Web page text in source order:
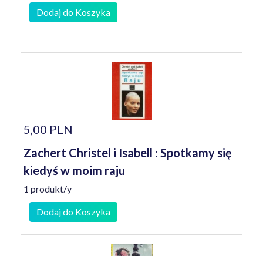
Dodaj do Koszyka
5,00 PLN
Zachert Christel i Isabell : Spotkamy się
kiedyś w moim raju
1 produkt/y
Dodaj do Koszyka